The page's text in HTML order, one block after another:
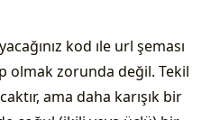
kod ıle url şeması
olmak zorunda değil. Tekil
ama daha karışık bir